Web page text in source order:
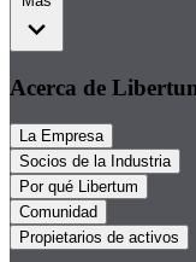
Acerca de
La Empresa
Socios de la Industria
Por qué Libertum
Comunidad
Propietarios de activos